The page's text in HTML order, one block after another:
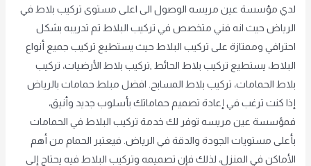
لدي مؤسسة عين مريسه الوصول الى اعلى مستوى تركيب بلاط في
الرياض حيث انه فني متخصص في تركيب البلاط تم تدريبه بشكل
احترافي وممتازة على تركيب البلاط حيث يستطيع تركيب جميع أنواع
البلاط، يستطيع تركيب بلاط الحائط ,تركيب بلاط الأرضيات، تركيب
بلاط الحمامات، تركيب بلاط المسابح. افضل مبلط حمامات بالرياض
إذا كنت ترغب في إعادة تصميم حماماتك بأسلوب جديد وأنيق،
فمؤسسة عين مريسه توفر لك خدمة تركيب البلاط في الحمامات
بأعلى مستويات الجودة والدقة في الرياض. فيعتبر الحمام من أهم
الأماكن في المنزل، لذلك فإن تصميمه وتركيب البلاط فيه يحتاج إلى